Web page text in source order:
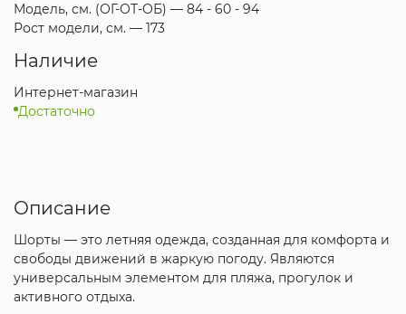
Модель, см. (ОГ-ОТ-ОБ) — 84 - 60 - 94
Рост модели, см. — 173
Наличие
Интернет-магазин
Достаточно
Описание
Шорты — это летняя одежда, созданная для комфорта и
свободы движений в жаркую погоду. Являются
универсальным элементом для пляжа, прогулок и
активного отдыха.